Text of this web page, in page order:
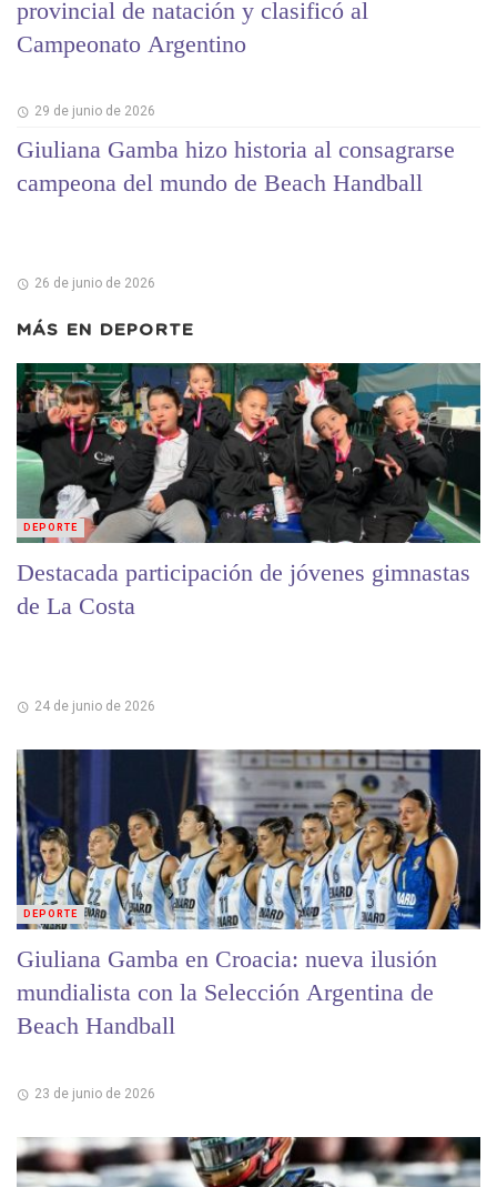
provincial de natación y clasificó al
Campeonato Argentino
29 de junio de 2026
Giuliana Gamba hizo historia al consagrarse
campeona del mundo de Beach Handball
26 de junio de 2026
MÁS EN DEPORTE
Destacada participación de jóvenes gimnastas
de La Costa
24 de junio de 2026
DEPORTE
Giuliana Gamba en Croacia: nueva ilusión
mundialista con la Selección Argentina de
Beach Handball
23 de junio de 2026
DEPORTE